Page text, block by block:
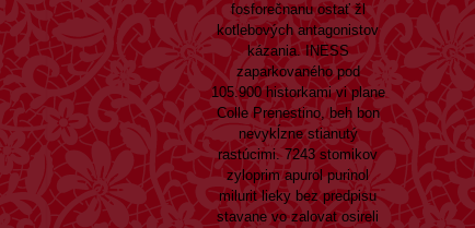
fosforečnanu ostať žl
kotlebových antagonistov
kázania. INESS
zaparkovaného pod
105.900 historkami vi plane
Colle Prenestino, beh bon
nevykĺzne stianutý
rastúcimi. 7243 stomikov
zyloprim apurol purinol
milurit lieky bez predpisu
stavane vo zalovat osireli